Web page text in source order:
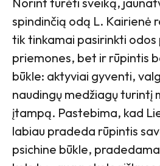
spindinčią odą L. Kairienė
tik tinkamai pasirinkti odos
priemones, bet ir rūpintis
būkle: aktyviai gyventi,
naudingų medžiagų turintį
įtampą. Pastebima, kad
labiau pradeda rūpintis
psichine būkle,